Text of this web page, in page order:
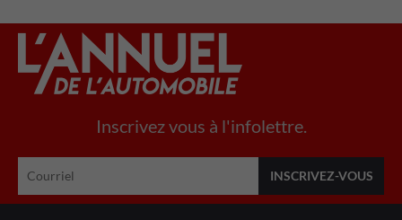
Inscrivez vous à l'infolettre.